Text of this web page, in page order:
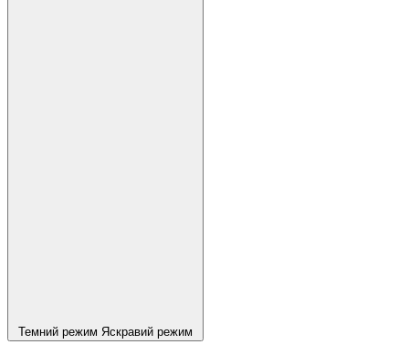
Темний режим Яскравий режим